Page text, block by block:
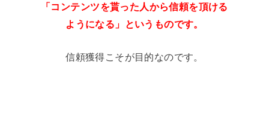
「コンテンツを貰った人から信頼を頂ける
ようになる」というものです。
信頼獲得こそが目的なのです。